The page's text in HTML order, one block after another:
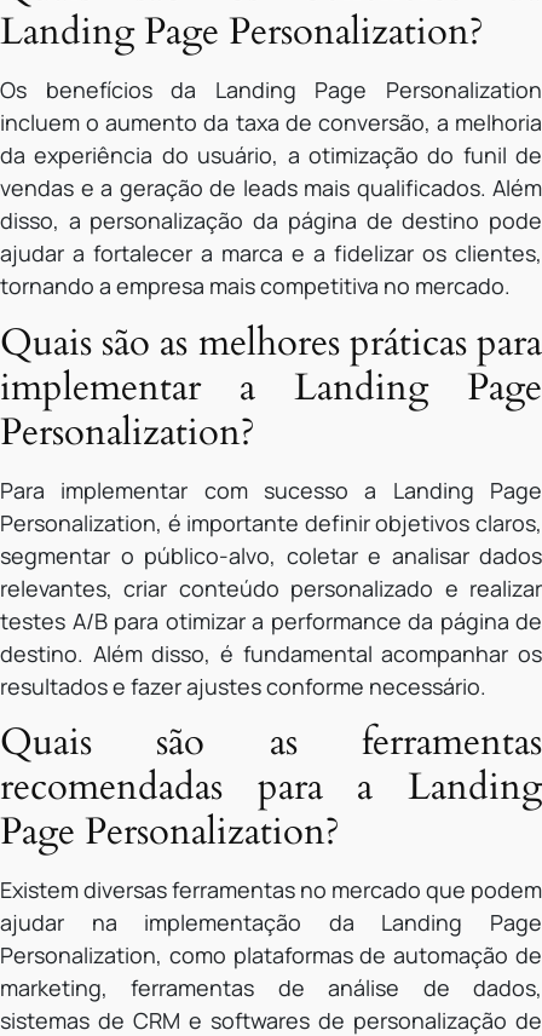
Landing Page Personalization?
Os benefícios da Landing Page Personalization
incluem o aumento da taxa de conversão, a melhoria
da experiência do usuário, a otimização do funil de
vendas e a geração de leads mais qualificados. Além
disso, a personalização da página de destino pode
ajudar a fortalecer a marca e a fidelizar os clientes,
tornando a empresa mais competitiva no mercado.
Quais são as melhores práticas para
implementar a Landing Page
Personalization?
Para implementar com sucesso a Landing Page
Personalization, é importante definir objetivos claros,
segmentar o público-alvo, coletar e analisar dados
relevantes, criar conteúdo personalizado e realizar
testes A/B para otimizar a performance da página de
destino. Além disso, é fundamental acompanhar os
resultados e fazer ajustes conforme necessário.
Quais são as ferramentas
recomendadas para a Landing
Page Personalization?
Existem diversas ferramentas no mercado que podem
ajudar na implementação da Landing Page
Personalization, como plataformas de automação de
marketing, ferramentas de análise de dados,
sistemas de CRM e softwares de personalização de